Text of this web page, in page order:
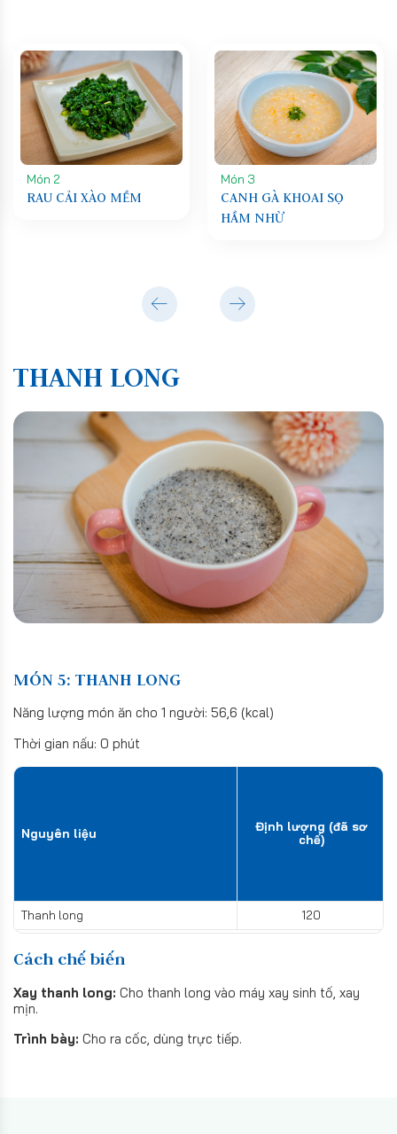
Món 2
RAU CẢI XÀO MỀM
Món 3
CANH GÀ KHOAI SỌ
HẦM NHỪ
THANH LONG
MÓN 5: THANH LONG
Năng lượng món ăn cho 1 người: 56,6 (kcal)
Thời gian nấu: 0 phút
Nguyên liệu
Định lượng (đã sơ
chế)
Thanh long 120
Cách chế biến
Xay thanh long: Cho thanh long vào máy xay sinh tố, xay
mịn.
Trình bày: Cho ra cốc, dùng trực tiếp.